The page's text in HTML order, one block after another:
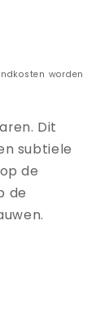
worden
Dit
subtiele
de
de